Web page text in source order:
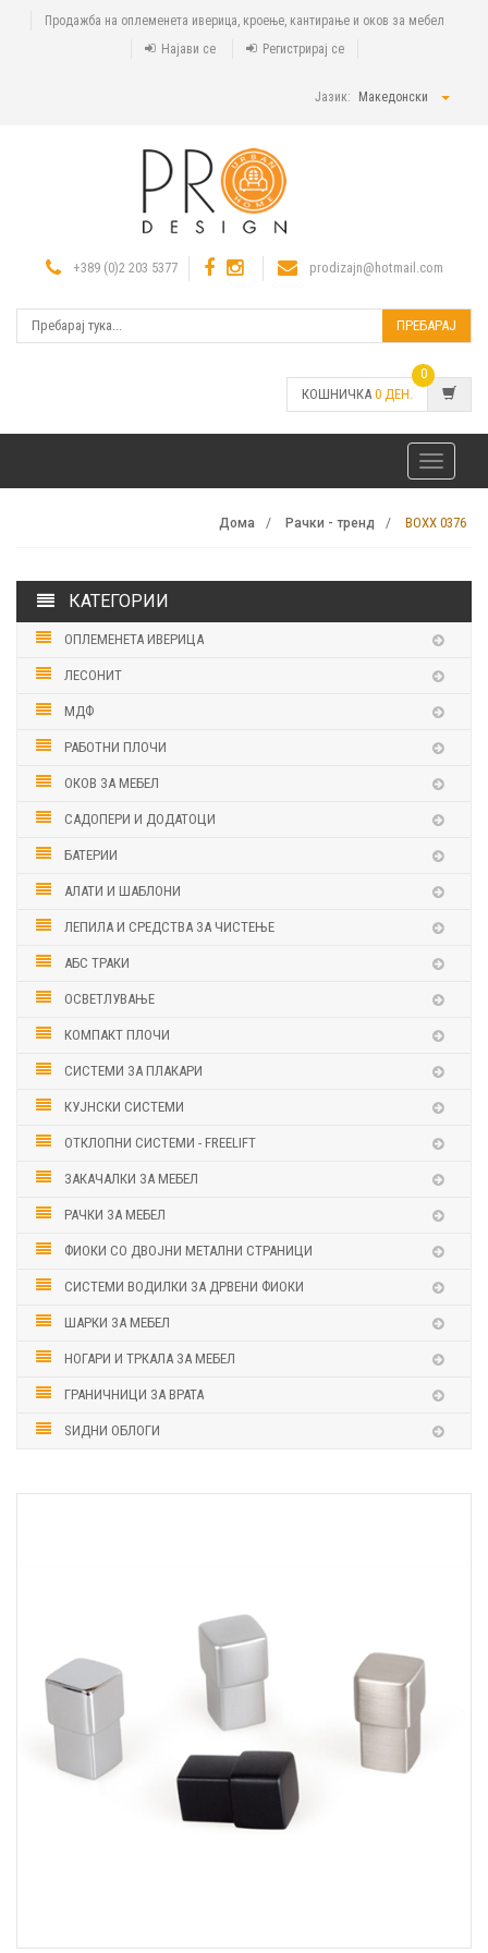
Продажба на оплеменета иверица, кроење, кантирање и оков за мебел
Најави се
Регистрирај се
Јазик: Македонски
+389 (0)2 203 5377 prodizajn@hotmail.com
ПРЕБАРАЈ
КОШНИЧКА 0 ДЕН.
0
Toggle
navigation
Дома Рачки - тренд BOXX 0376
КАТЕГОРИИ
ОПЛЕМЕНЕТА ИВЕРИЦА
ЛЕСОНИТ
МДФ
РАБОТНИ ПЛОЧИ
ОКОВ ЗА МЕБЕЛ
САДОПЕРИ И ДОДАТОЦИ
БАТЕРИИ
АЛАТИ И ШАБЛОНИ
ЛЕПИЛА И СРЕДСТВА ЗА ЧИСТЕЊЕ
АБС ТРАКИ
ОСВЕТЛУВАЊЕ
КОМПАКТ ПЛОЧИ
СИСТЕМИ ЗА ПЛАКАРИ
КУЈНСКИ СИСТЕМИ
ОТКЛОПНИ СИСТЕМИ - FREELIFT
ЗАКАЧАЛКИ ЗА МЕБЕЛ
РАЧКИ ЗА МЕБЕЛ
ФИОКИ СО ДВОЈНИ МЕТАЛНИ СТРАНИЦИ
СИСТЕМИ ВОДИЛКИ ЗА ДРВЕНИ ФИОКИ
ШАРКИ ЗА МЕБЕЛ
НОГАРИ И ТРКАЛА ЗА МЕБЕЛ
ГРАНИЧНИЦИ ЗА ВРАТА
ЅИДНИ ОБЛОГИ